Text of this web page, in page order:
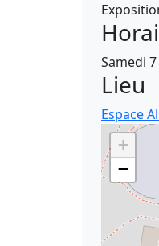
Samedi
Lieu
Espace
+
−